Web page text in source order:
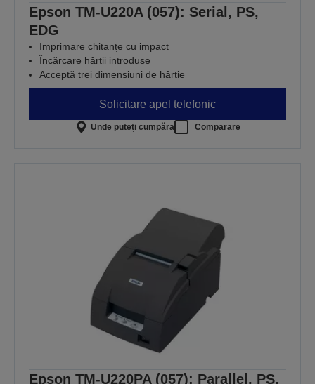
Epson TM-U220A (057): Serial, PS,
EDG
Imprimare chitanțe cu impact
Încărcare hârtii introduse
Acceptă trei dimensiuni de hârtie
Solicitare apel telefonic
Unde puteți cumpăra Comparare
Epson TM-U220PA (057): Parallel, PS,